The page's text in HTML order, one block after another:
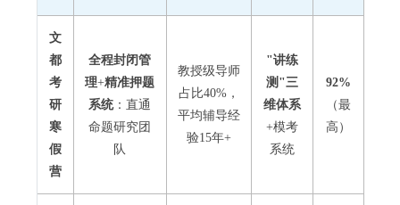
文
都
考
研
寒
假
营
全程封闭管
理+精准押题
系统：直通
命题研究团
队
教授级导师
占比40%，
平均辅导经
验15年+
"讲练
测"三
维体系
+模考
系统
92%
（最
高）